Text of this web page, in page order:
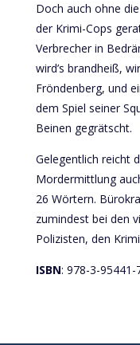
Doch auch ohne
der Krimi-Cops
Verbrecher in
wird’s brandheiß,
Fröndenberg, und
dem Spiel seiner
Beinen gegrätscht.
Gelegentlich reicht
Mordermittlung
26 Wörtern.
zumindest bei den
Polizisten, den
ISBN: 978-3-